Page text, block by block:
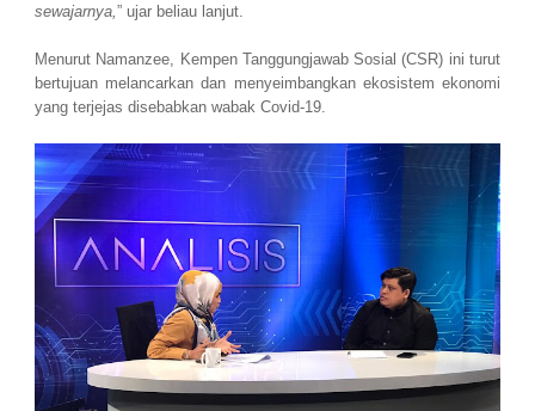
sewajarnya,” ujar beliau lanjut.
Menurut Namanzee, Kempen Tanggungjawab Sosial (CSR) ini turut
bertujuan melancarkan dan menyeimbangkan ekosistem ekonomi
yang terjejas disebabkan wabak Covid-19.